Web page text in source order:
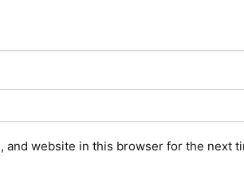
and website in this browser for the next